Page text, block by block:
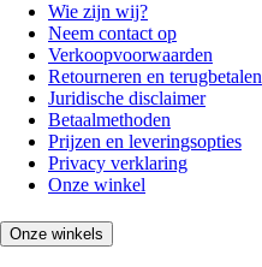
Wie zijn wij?
Neem contact op
Verkoopvoorwaarden
Retourneren en terugbetalen
Juridische disclaimer
Betaalmethoden
Prijzen en leveringsopties
Privacy verklaring
Onze winkel
Onze winkels